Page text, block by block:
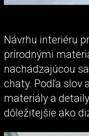
Návrhu interiéru
prírodnými
nachádzajúcou
chaty. Podľa slov
materiály a
dôležitejšie ako